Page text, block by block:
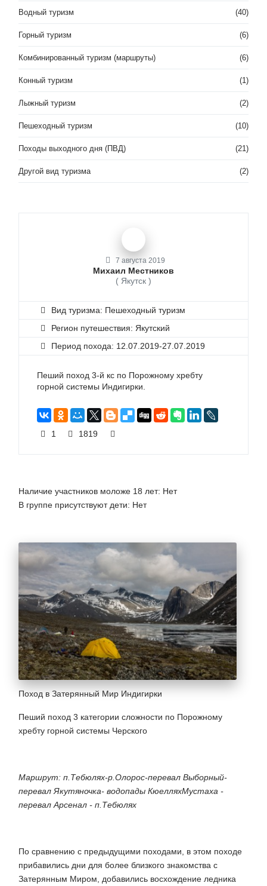
Водный туризм (40)
Горный туризм (6)
Комбинированный туризм (маршруты) (6)
Конный туризм (1)
Лыжный туризм (2)
Пешеходный туризм (10)
Походы выходного дня (ПВД) (21)
Другой вид туризма (2)
7 августа 2019
Михаил Местников
( Якутск )
Вид туризма: Пешеходный туризм
Регион путешествия: Якутский
Период похода: 12.07.2019-27.07.2019
Пеший поход 3-й кс по Порожному хребту
горной системы Индигирки.
1 1819
Наличие участников моложе 18 лет: Нет
В группе присутствуют дети: Нет
Поход в Затерянный Мир Индигирки
Пеший поход 3 категории сложности по Порожному
хребту горной системы Черского
Маршрут: п.Тебюлях-р.Олорос-перевал Выборный-
перевал Якутяночка- водопады КюелляхМустаха -
перевал Арсенал - п.Тебюлях
По сравнению с предыдущими походами, в этом походе
прибавились дни для более близкого знакомства с
Затерянным Миром, добавились восхождение ледника